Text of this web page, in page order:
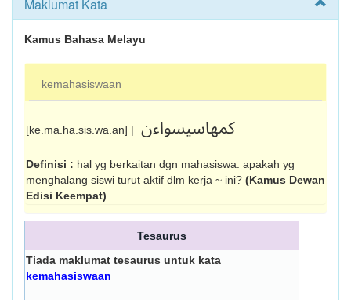
Maklumat Kata
Kamus Bahasa Melayu
kemahasiswaan
[ke.ma.ha.sis.wa.an] | کمهاسيسواءن
Definisi : hal yg berkaitan dgn maha­siswa: apakah yg
menghalang siswi turut aktif dlm kerja ~ ini? (Kamus Dewan
Edisi Keempat)
Tesaurus
Tiada maklumat tesaurus untuk kata
kemahasiswaan